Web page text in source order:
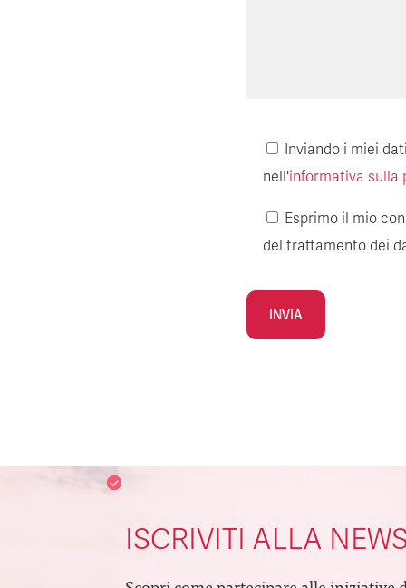
Inviando i miei
nell'informativa sulla
Esprimo il mio
del trattamento dei
ISCRIVITI ALLA